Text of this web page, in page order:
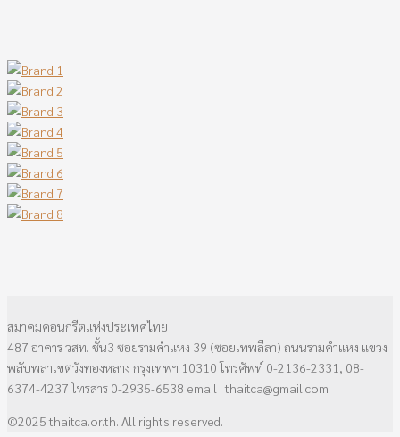
สมาคมคอนกรีตแห่งประเทศไทย
487 อาคาร วสท. ชั้น3 ซอยรามคำแหง 39 (ซอยเทพลีลา) ถนนรามคำแหง แขวง
พลับพลาเขตวังทองหลาง กรุงเทพฯ 10310 โทรศัพท์ 0-2136-2331, 08-
6374-4237 โทรสาร 0-2935-6538 email : thaitca@gmail.com
©2025 thaitca.or.th. All rights reserved.